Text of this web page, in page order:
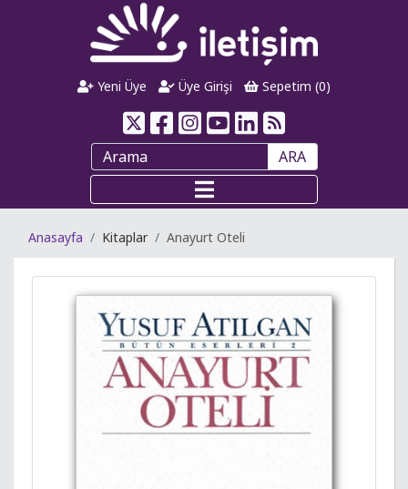
Yeni Üye Üye Girişi Sepetim (0)
ARA
Anasayfa Kitaplar Anayurt Oteli